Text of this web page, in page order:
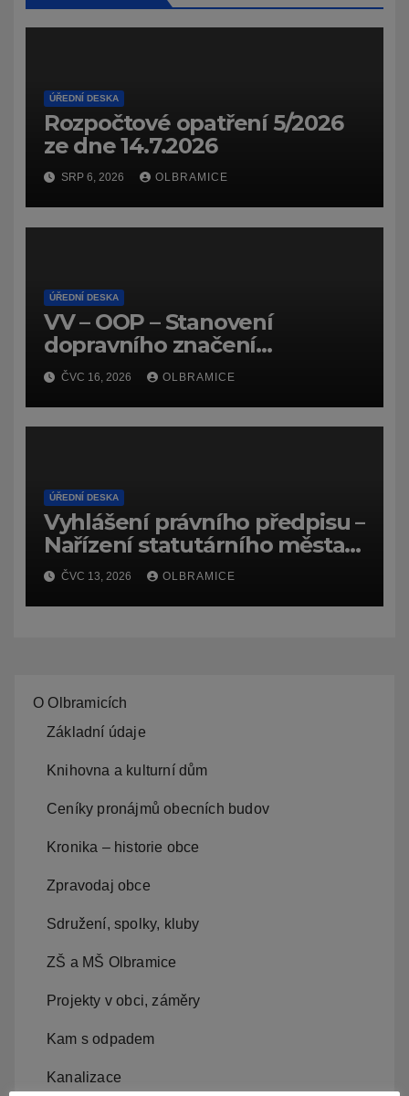
ÚŘEDNÍ DESKA
Rozpočtové opatření 5/2026
ze dne 14.7.2026
SRP 6, 2026 OLBRAMICE
ÚŘEDNÍ DESKA
VV – OOP – Stanovení
dopravního značení
(dočasného) č.
7159/26/Olbramice
ČVC 16, 2026 OLBRAMICE
ÚŘEDNÍ DESKA
Vyhlášení právního předpisu –
Nařízení statutárního města
Ostravy, o záměru zadat
zpracování lesních
hospodářských budov
ČVC 13, 2026 OLBRAMICE
O Olbramicích
Základní údaje
Knihovna a kulturní dům
Ceníky pronájmů obecních budov
Kronika – historie obce
Zpravodaj obce
Sdružení, spolky, kluby
ZŠ a MŠ Olbramice
Projekty v obci, záměry
Kam s odpadem
Kanalizace